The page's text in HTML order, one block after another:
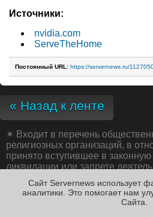
Источники:
nvidia.com
ServeTheHome
Постоянный URL: https://servernews.ru/
« Назад к ленте
✴ Входит в перечень
религиозных организаций, в
принято вступившее в
ликвидации или запрете
№ 114-ФЗ «О противодействии
деятельности»;
Сайт Servernews использует
аналитики. Это помогает нам
Cайта.